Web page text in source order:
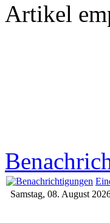
Artikel
Samstag, 08. August